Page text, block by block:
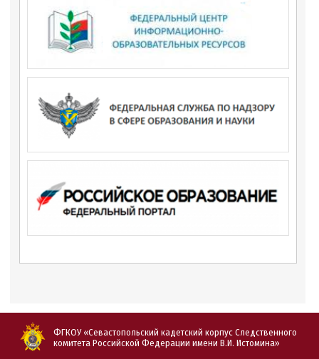
ФГКОУ «Севастопольский кадетский корпус Следственного
комитета Российской Федерации имени В.И. Истомина»